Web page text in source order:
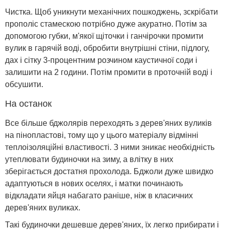
Чистка. Щоб уникнути механічних пошкоджень, зскрібати
прополіс стамескою потрібно дуже акуратно. Потім за
допомогою губки, м'якої щіточки і ганчірочки промити
вулик в гарячій воді, обробити внутрішні стіни, підлогу,
дах і сітку 3-процентним розчином каустичної соди і
залишити на 2 години. Потім промити в проточній воді і
обсушити.
На останок
Все більше бджолярів переходять з дерев'яних вуликів
на пінопластові, тому що у цього матеріалу відмінні
теплоізоляційні властивості. З ними зникає необхідність
утеплювати будиночки на зиму, а влітку в них
зберігається достатня прохолода. Бджоли дуже швидко
адаптуються в нових оселях, і матки починають
відкладати яйця набагато раніше, ніж в класичних
дерев'яних вуликах.
Такі будиночки дешевше дерев'яних, їх легко прибирати і